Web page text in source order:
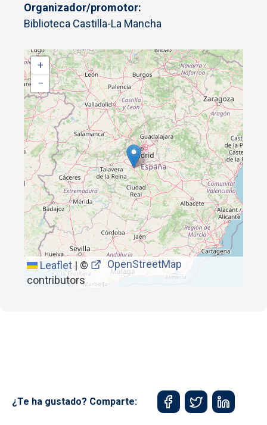
Organizador/promotor
Biblioteca Castilla-La Mancha
+
−
Leaflet|©
OpenStreetMap
contributors
¿Te ha gustado? Comparte: